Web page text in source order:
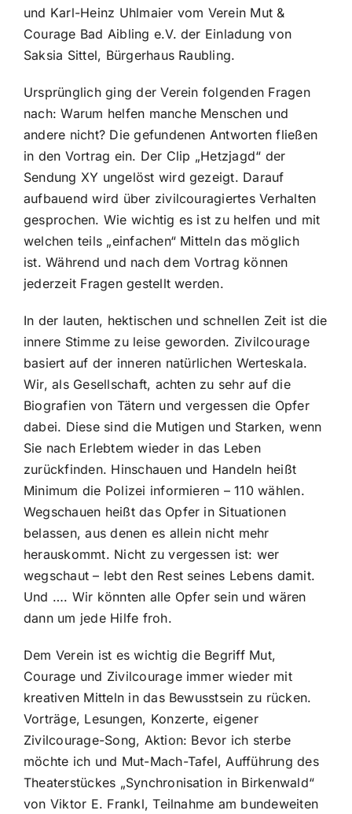
und Karl-Heinz Uhlmaier vom Verein Mut &
Courage Bad Aibling e.V. der Einladung von
Saksia Sittel, Bürgerhaus Raubling.
Ursprünglich ging der Verein folgenden Fragen
nach: Warum helfen manche Menschen und
andere nicht? Die gefundenen Antworten fließen
in den Vortrag ein. Der Clip „Hetzjagd“ der
Sendung XY ungelöst wird gezeigt. Darauf
aufbauend wird über zivilcouragiertes Verhalten
gesprochen. Wie wichtig es ist zu helfen und mit
welchen teils „einfachen“ Mitteln das möglich
ist. Während und nach dem Vortrag können
jederzeit Fragen gestellt werden.
In der lauten, hektischen und schnellen Zeit ist die
innere Stimme zu leise geworden. Zivilcourage
basiert auf der inneren natürlichen Werteskala.
Wir, als Gesellschaft, achten zu sehr auf die
Biografien von Tätern und vergessen die Opfer
dabei. Diese sind die Mutigen und Starken, wenn
Sie nach Erlebtem wieder in das Leben
zurückfinden. Hinschauen und Handeln heißt
Minimum die Polizei informieren – 110 wählen.
Wegschauen heißt das Opfer in Situationen
belassen, aus denen es allein nicht mehr
herauskommt. Nicht zu vergessen ist: wer
wegschaut – lebt den Rest seines Lebens damit.
Und …. Wir könnten alle Opfer sein und wären
dann um jede Hilfe froh.
Dem Verein ist es wichtig die Begriff Mut,
Courage und Zivilcourage immer wieder mit
kreativen Mitteln in das Bewusstsein zu rücken.
Vorträge, Lesungen, Konzerte, eigener
Zivilcourage-Song, Aktion: Bevor ich sterbe
möchte ich und Mut-Mach-Tafel, Aufführung des
Theaterstückes „Synchronisation in Birkenwald“
von Viktor E. Frankl, Teilnahme am bundeweiten